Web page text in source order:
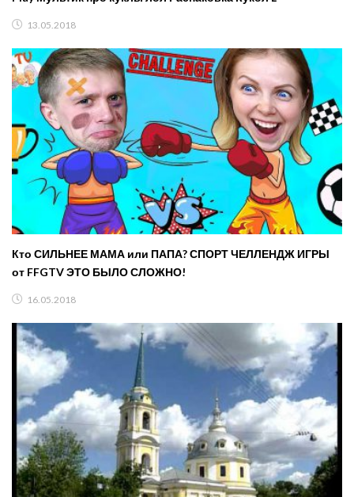
13.05.2018
Кто СИЛЬНЕЕ МАМА или ПАПА? СПОРТ ЧЕЛЛЕНДЖ ИГРЫ
от FFGTV ЭТО БЫЛО СЛОЖНО!
16.05.2018